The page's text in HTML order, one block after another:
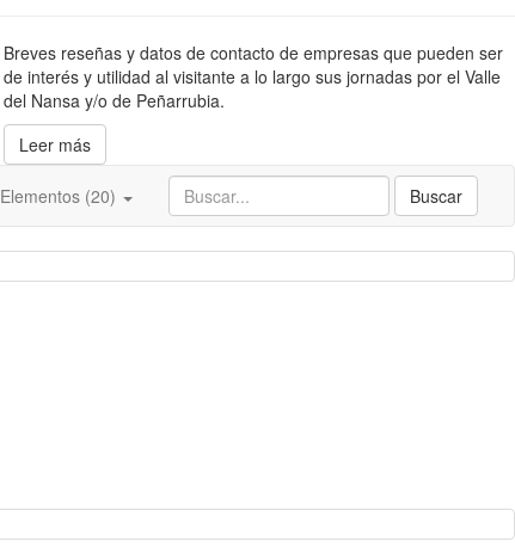
Breves reseñas y datos de contacto de empresas que pueden ser
de interés y utilidad al visitante a lo largo sus jornadas por el Valle
del Nansa y/o de Peñarrubia.
Leer más
Buscar
Elementos (20)